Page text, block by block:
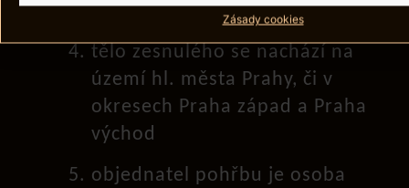
Zásady cookies
východ
tělo zesnulého se nachází na
území hl. města Prahy, či v
okresech Praha západ a Praha
východ
objednatel pohřbu je osoba